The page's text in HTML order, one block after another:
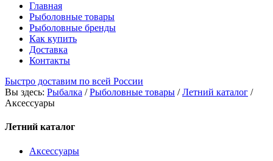
Главная
Рыболовные товары
Рыболовные бренды
Как купить
Доставка
Контакты
Быстро доставим по всей России
Вы здесь: Рыбалка /Рыболовные товары /Летний каталог /
Аксессуары
Летний каталог
Аксессуары